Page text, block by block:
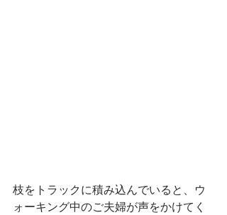
枝をトラックに積み込んでいると、ウ
ォーキング中のご夫婦が声をかけてく